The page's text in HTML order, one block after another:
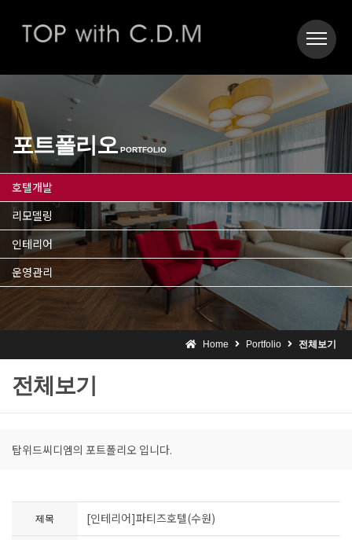
포트폴리오 PORTFOLIO
호텔개발
리모델링
인테리어
운영관리
Home Portfolio 전체보기
전체보기
탑위드씨디엠의 포트폴리오 입니다.
제목 [인테리어]파티즈호텔(수원)